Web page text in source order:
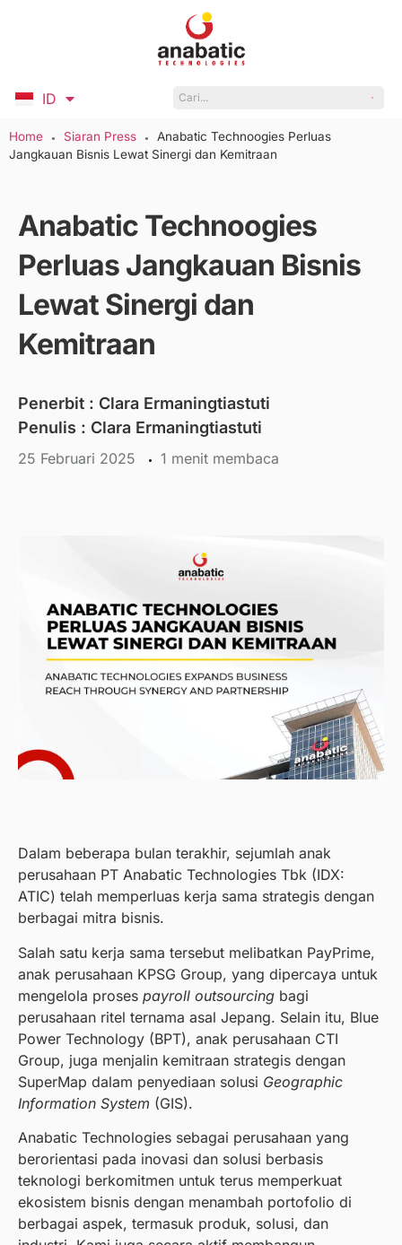
ID
EN
Home ● Siaran Press ●
Anabatic Technoogies Perluas
Jangkauan Bisnis Lewat Sinergi dan Kemitraan
Anabatic Technoogies
Perluas Jangkauan Bisnis
Lewat Sinergi dan
Kemitraan
Penerbit : Clara Ermaningtiastuti
Penulis : Clara Ermaningtiastuti
25 Februari 2025 menit membaca
Dalam beberapa bulan terakhir, sejumlah anak
perusahaan PT Anabatic Technologies Tbk (IDX:
ATIC) telah memperluas kerja sama strategis dengan
berbagai mitra bisnis.
Salah satu kerja sama tersebut melibatkan PayPrime,
anak perusahaan KPSG Group, yang dipercaya untuk
mengelola proses payroll outsourcing bagi
perusahaan ritel ternama asal Jepang. Selain itu, Blue
Power Technology (BPT), anak perusahaan CTI
Group, juga menjalin kemitraan strategis dengan
SuperMap dalam penyediaan solusi Geographic
Information System (GIS).
Anabatic Technologies sebagai perusahaan yang
berorientasi pada inovasi dan solusi berbasis
teknologi berkomitmen untuk terus memperkuat
ekosistem bisnis dengan menambah portofolio di
berbagai aspek, termasuk produk, solusi, dan